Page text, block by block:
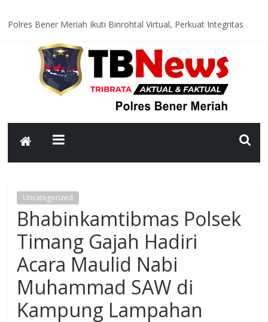
Polres Bener Meriah Ikuti Binrohtal Virtual, Perkuat Integritas
Satlantas Polres Bener Meriah Hadir di Titik Rawan, Wujudkan
Lalu Lintas Aman dan Lancar bagi Masyarakat
Polsek Syiah Utama Monitoring Huntara, Pastikan Warga
Terdampak Bencana Tempati Hunian yang Layak
Polsek Pintu Rime Gayo Pantau Akses Jalan dan Jembatan
Jagung, Dukung Ketahanan Pangan Nasional
Uncategorized
Bhabinkamtibmas Polsek
Timang Gajah Hadiri
Acara Maulid Nabi
Muhammad SAW di
Kampung Lampahan